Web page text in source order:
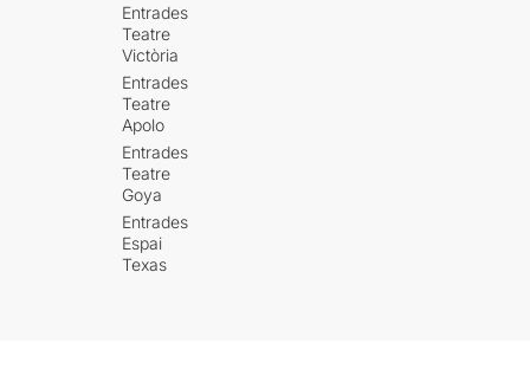
Entrades
Teatre
Victòria
Entrades
Teatre
Apolo
Entrades
Teatre
Goya
Entrades
Espai
Texas